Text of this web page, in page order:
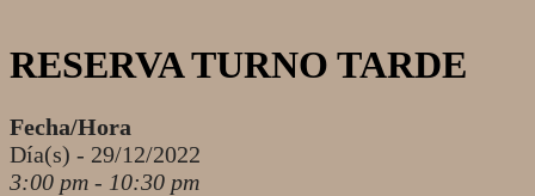
RESERVA TURNO TARDE
Fecha/Hora
Día(s) - 29/12/2022
3:00 pm - 10:30 pm